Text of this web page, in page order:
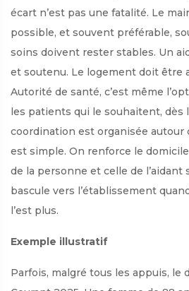
écart n’est pas une fatalité. Le
possible, et souvent préférable,
soins doivent rester stables. Un
et soutenu. Le logement doit être
Autorité de santé, c’est même
les patients qui le souhaitent, dès
coordination est organisée autour
est simple. On renforce le
de la personne et celle de l’aidant
bascule vers l’établissement
l’est plus.
Exemple illustratif
Parfois, malgré tous les appuis, le